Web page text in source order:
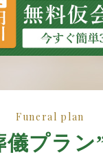
Funeral plan
儀プラン